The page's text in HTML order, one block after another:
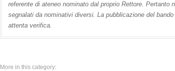
referente di ateneo nominato dal proprio Rettore. Pertanto
segnalati da nominativi diversi. La pubblicazione del
attenta verifica.
More in this category: